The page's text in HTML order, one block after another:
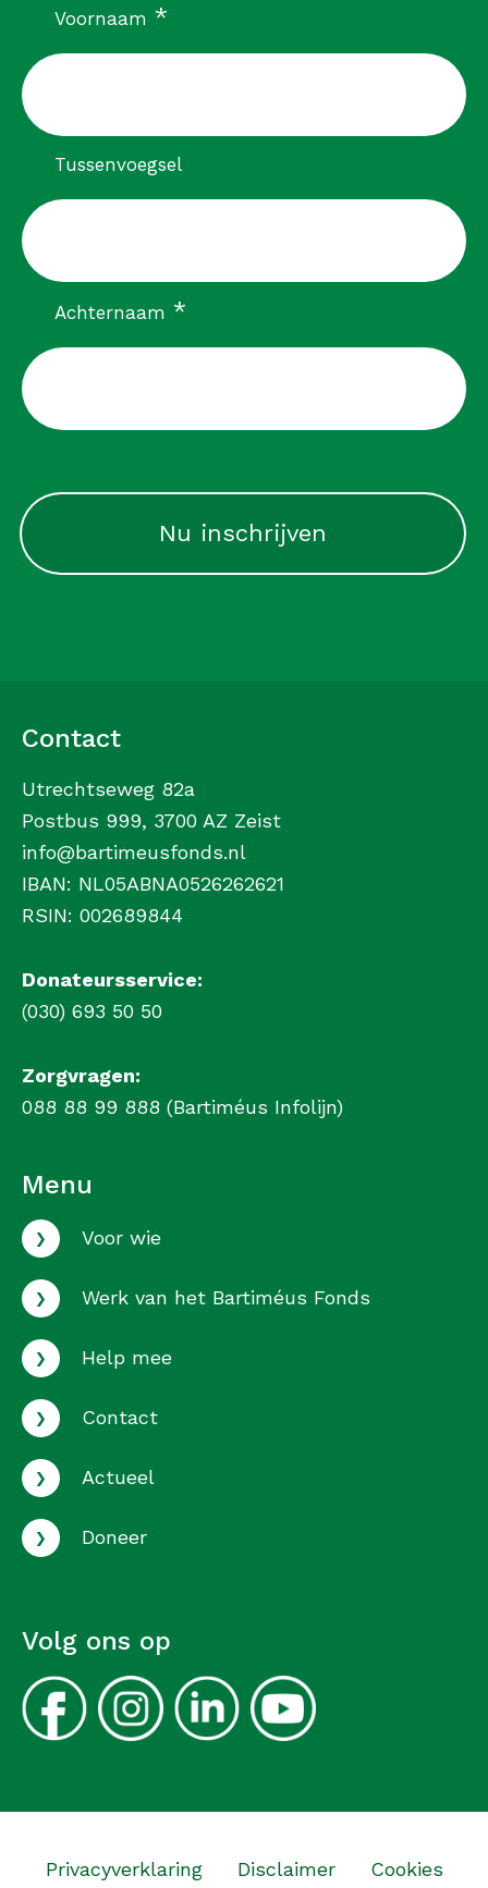
Voornaam *verplicht
Tussenvoegsel
Achternaam *verplicht
Contact
Utrechtseweg 82a
Postbus 999, 3700 AZ Zeist
info@bartimeusfonds.nl
IBAN: NL05ABNA0526262621
RSIN: 002689844
Donateursservice:
(030) 693 50 50
Zorgvragen:
088 88 99 888 (Bartiméus Infolijn)
Menu
› Voor wie
› Werk van het Bartiméus Fonds
› Help mee
› Contact
› Actueel
› Doneer
Volg ons op
Privacyverklaring Disclaimer Cookies